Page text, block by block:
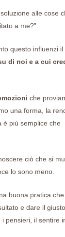
alle cose
a me?”.
questo influenzi il
di noi e a cui
che
una forma, la
è più semplice che
ciò che si
lo sono meno.
buona pratica che
e dare il
pensieri, il sentire